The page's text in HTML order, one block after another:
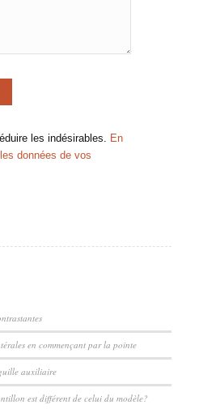
les indésirables. En
données de vos
en commençant par la pointe
auxiliaire
est différent de celui du modèle?